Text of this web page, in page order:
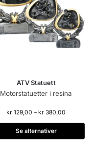
ATV Statuett
Motorstatuetter i resina
kr 129,00 – kr 380,00
Se alternativer